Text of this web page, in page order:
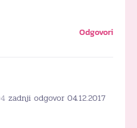
Odgovori
zadnji odgovor 04.12.2017